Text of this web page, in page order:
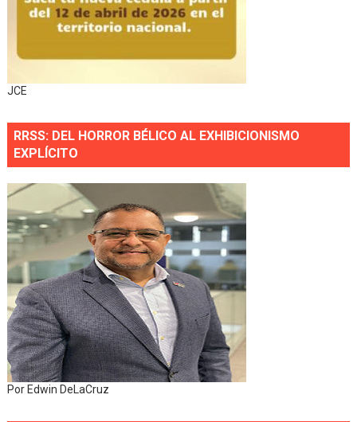
JCE
RRSS: DEL HORROR BÉLICO AL EXHIBICIONISMO
EXPLÍCITO
Por Edwin DeLaCruz